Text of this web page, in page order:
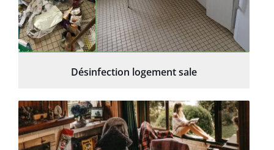
Désinfection logement sale